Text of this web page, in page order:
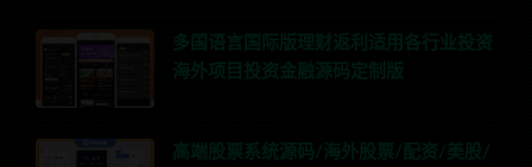
多国语言国际版理财返利适用各行业投资
海外项目投资金融源码定制版
高端股票系统源码/海外股票/配资/美股/